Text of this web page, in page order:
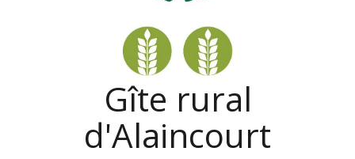
Gîte rural
d'Alaincourt